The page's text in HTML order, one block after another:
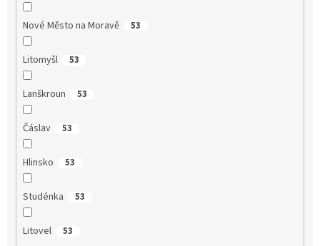
Nové Město na Moravě 53
Litomyšl 53
Lanškroun 53
Čáslav 53
Hlinsko 53
Studénka 53
Litovel 53